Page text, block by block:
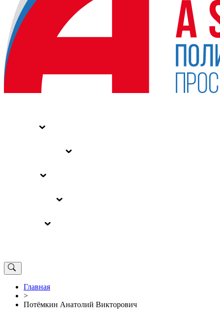
Главная
>
Потёмкин Анатолий Викторович